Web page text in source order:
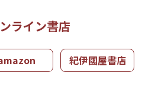
ライン書店
紀伊國屋書店